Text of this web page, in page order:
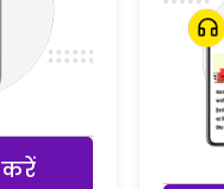
करें